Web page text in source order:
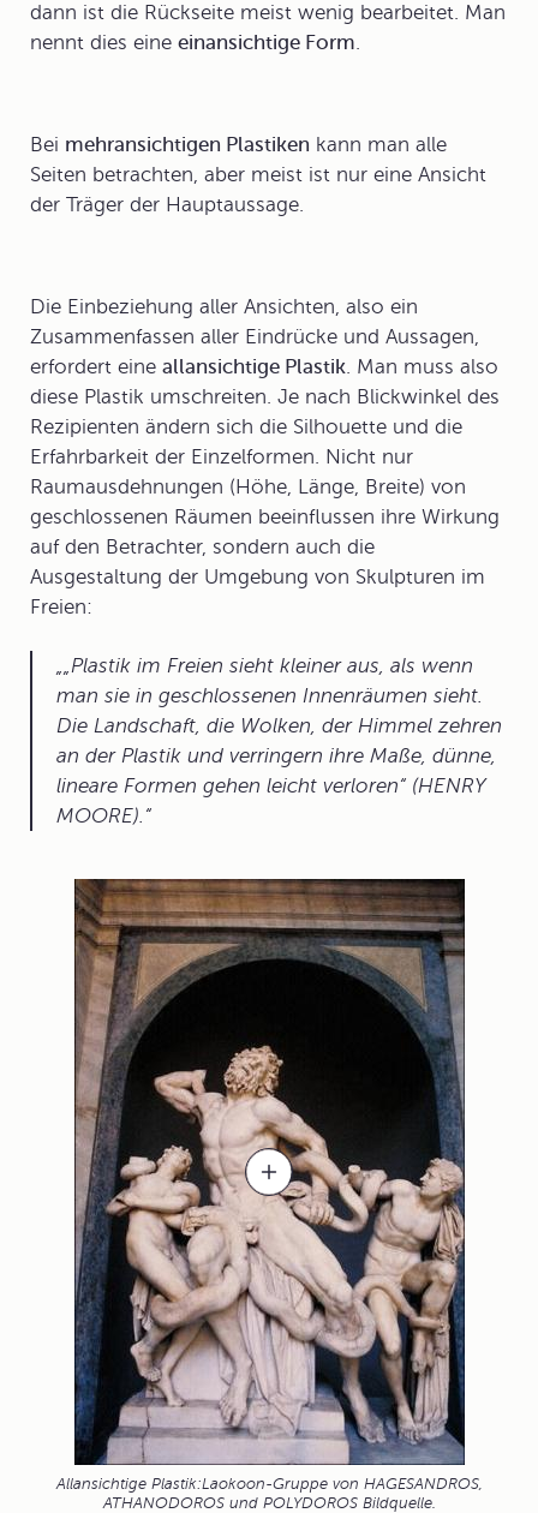
dann ist die Rückseite meist wenig bearbeitet. Man
nennt dies eine einansichtige Form.
Bei mehransichtigen Plastiken kann man alle
Seiten betrachten, aber meist ist nur eine Ansicht
der Träger der Hauptaussage.
Die Einbeziehung aller Ansichten, also ein
Zusammenfassen aller Eindrücke und Aussagen,
erfordert eine allansichtige Plastik. Man muss also
diese Plastik umschreiten. Je nach Blickwinkel des
Rezipienten ändern sich die Silhouette und die
Erfahrbarkeit der Einzelformen. Nicht nur
Raumausdehnungen (Höhe, Länge, Breite) von
geschlossenen Räumen beeinflussen ihre Wirkung
auf den Betrachter, sondern auch die
Ausgestaltung der Umgebung von Skulpturen im
Freien:
„Plastik im Freien sieht kleiner aus, als wenn
man sie in geschlossenen Innenräumen sieht.
Die Landschaft, die Wolken, der Himmel zehren
an der Plastik und verringern ihre Maße, dünne,
lineare Formen gehen leicht verloren“ (HENRY
MOORE).
Allansichtige Plastik:Laokoon-Gruppe von HAGESANDROS,
ATHANODOROS und POLYDOROS Bildquelle.